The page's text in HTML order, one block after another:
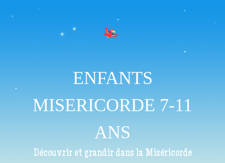
ENFANTS
MISERICORDE 7-11
ANS
Découvrir et grandir dans la Miséricorde